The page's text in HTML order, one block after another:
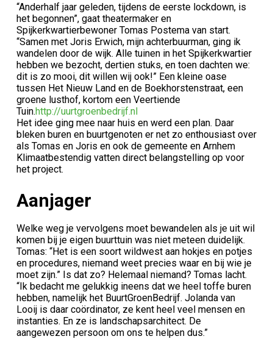
“Anderhalf jaar geleden, tijdens de eerste lockdown, is
het begonnen”, gaat theatermaker en
Spijkerkwartierbewoner Tomas Postema van start.
“Samen met Joris Erwich, mijn achterbuurman, ging ik
wandelen door de wijk. Alle tuinen in het Spijkerkwartier
hebben we bezocht, dertien stuks, en toen dachten we:
dit is zo mooi, dit willen wij ook!” Een kleine oase
tussen Het Nieuw Land en de Boekhorstenstraat, een
groene lusthof, kortom een Veertiende
Tuin.http://uurtgroenbedrijf.nl
Het idee ging mee naar huis en werd een plan. Daar
bleken buren en buurtgenoten er net zo enthousiast over
als Tomas en Joris en ook de gemeente en Arnhem
Klimaatbestendig vatten direct belangstelling op voor
het project.
Aanjager
Welke weg je vervolgens moet bewandelen als je uit wil
komen bij je eigen buurttuin was niet meteen duidelijk.
Tomas: “Het is een soort wildwest aan hokjes en potjes
en procedures, niemand weet precies waar en bij wie je
moet zijn.” Is dat zo? Helemaal niemand? Tomas lacht.
“Ik bedacht me gelukkig ineens dat we heel toffe buren
hebben, namelijk het BuurtGroenBedrijf. Jolanda van
Looij is daar coördinator, ze kent heel veel mensen en
instanties. En ze is landschapsarchitect. De
aangewezen persoon om ons te helpen dus.”